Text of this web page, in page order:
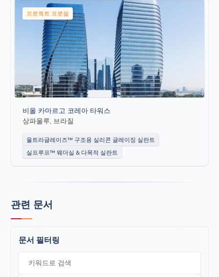
프로젝트 프로필
비올 카마르고 코레아 타워스
상파울루, 브라질
울트라글레이즈™ 구조용 실리콘 글레이징 실란트
실프루프™ 웨더실 & 다목적 실란트
관련 문서
문서 필터링
키워드로 검색